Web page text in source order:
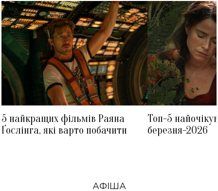
5 найкращих фільмів Раяна
Ґослінга, які варто побачити
Топ-5
березня-2026
АФІША